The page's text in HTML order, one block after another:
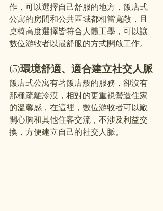
作，可以選擇自己舒服的地方，飯店式
公寓的房間和公共區域都相當寬敞，且
桌椅高度選擇皆符合人體工學，可以讓
數位游牧者以最舒服的方式開啟工作。
(3)環境舒適、適合建立社交人脈
飯店式公寓有著飯店般的服務，卻沒有
那種疏離冷漠，相對的更重視營造住家
的溫馨感，在這裡，數位游牧者可以敞
開心胸和其他住客交流，不涉及利益交
換，方便建立自己的社交人脈。